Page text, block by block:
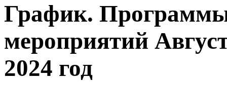
График.
мероприятий
2024 год